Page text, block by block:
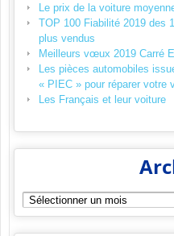
Le prix de la voiture
TOP 100 Fiabilité 2019 des
plus vendus
Meilleurs vœux 2019 Carré
Les pièces automobiles
« PIEC » pour réparer votre
Les Français et leur voiture
Archives